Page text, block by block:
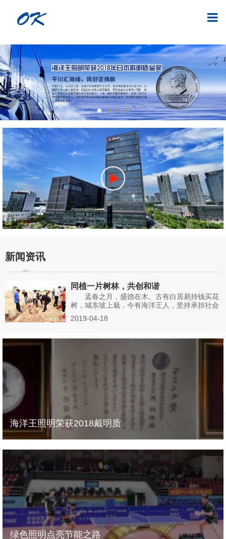
新闻资讯
同植一片树林，共创和谐
孟春之月，盛德在木。古有白居易持钱买花
树，城东坡上栽，今有海洋王人，坚持承担社会
2019-04-18
海洋王照明荣获2018戴明质
海洋王照明荣获2018戴明质量奖 11月14日，2018年戴明质量奖颁
绿色照明点亮节能之路